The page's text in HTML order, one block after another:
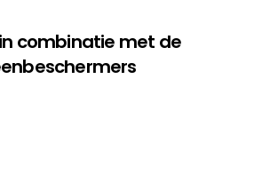
combinatie met de